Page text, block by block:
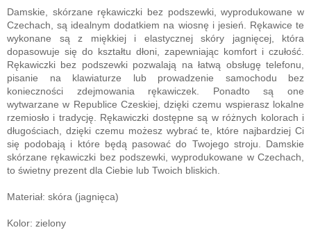
Damskie, skórzane rękawiczki bez podszewki, wyprodukowane w
Czechach, są idealnym dodatkiem na wiosnę i jesień. Rękawice te
wykonane są z miękkiej i elastycznej skóry jagnięcej, która
dopasowuje się do kształtu dłoni, zapewniając komfort i czułość.
Rękawiczki bez podszewki pozwalają na łatwą obsługę telefonu,
pisanie na klawiaturze lub prowadzenie samochodu bez
konieczności zdejmowania rękawiczek. Ponadto są one
wytwarzane w Republice Czeskiej, dzięki czemu wspierasz lokalne
rzemiosło i tradycję. Rękawiczki dostępne są w różnych kolorach i
długościach, dzięki czemu możesz wybrać te, które najbardziej Ci
się podobają i które będą pasować do Twojego stroju. Damskie
skórzane rękawiczki bez podszewki, wyprodukowane w Czechach,
to świetny prezent dla Ciebie lub Twoich bliskich.
Materiał: skóra (jagnięca)
Kolor: zielony